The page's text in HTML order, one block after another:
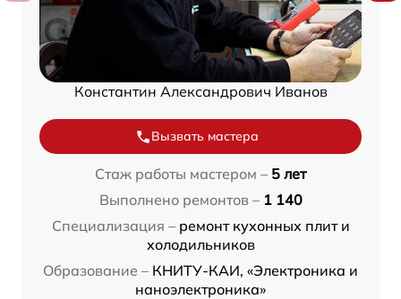
Константин Александрович Иванов
Вызвать мастера
Стаж работы мастером – 5 лет
Выполнено ремонтов – 1 140
Специализация – ремонт кухонных плит и
холодильников
Образование – КНИТУ-КАИ, «Электроника и
наноэлектроника»